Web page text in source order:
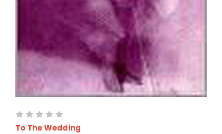
To The Wedding